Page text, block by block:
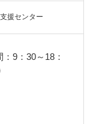
援センター
9：30～18：